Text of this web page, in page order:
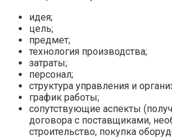
идея;
цель;
предмет;
технология производства;
затраты;
персонал;
структура управления и
график работы;
сопутствующие аспекты
договора с поставщиками,
строительство, покупка